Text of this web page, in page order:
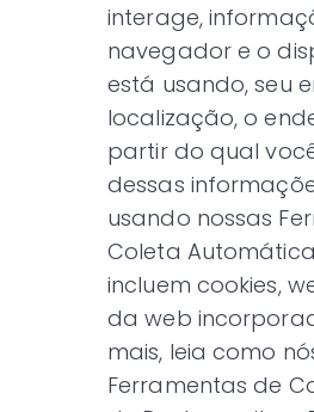
interage,
navegador e o
está usando, seu
localização, o
partir do qual
dessas
usando nossas
Coleta
incluem cookies,
da web
mais, leia como
Ferramentas de